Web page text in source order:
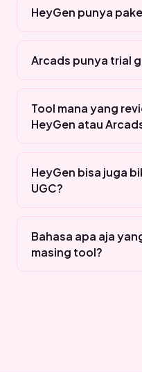
HeyGen punya
Arcads punya trial
Tool mana yang
HeyGen atau
HeyGen bisa juga
UGC?
Bahasa apa aja
masing tool?